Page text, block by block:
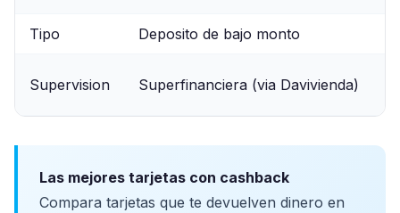
Tipo Deposito de bajo monto
Supervision Superfinanciera (via Davivienda)
Las mejores tarjetas con cashback
Compara tarjetas que te devuelven dinero en